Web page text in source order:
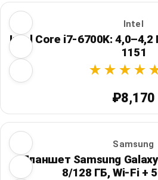
Intel
Intel Core i7-6700K:
1151
₽8,170
Samsung
Планшет Samsung
8/128 ГБ, Wi‑Fi +